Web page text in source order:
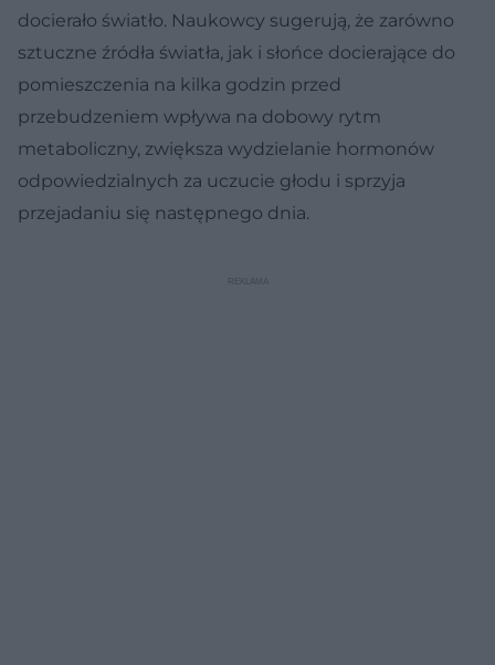
docierało światło. Naukowcy sugerują, że zarówno
sztuczne źródła światła, jak i słońce docierające do
pomieszczenia na kilka godzin przed
przebudzeniem wpływa na dobowy rytm
metaboliczny, zwiększa wydzielanie hormonów
odpowiedzialnych za uczucie głodu i sprzyja
przejadaniu się następnego dnia.